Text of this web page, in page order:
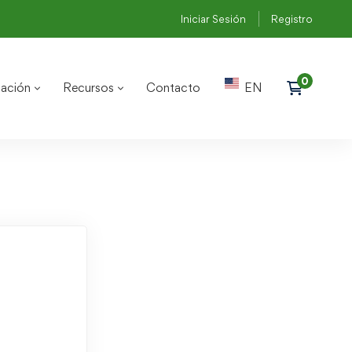
Iniciar Sesión Registro
Recursos Contacto EN